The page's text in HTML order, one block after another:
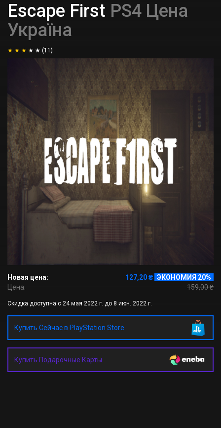
Escape First PS4 Цена
Україна
(11)
Новая цена: 127,20 ₴ ЭКОНОМИЯ 20%
Цена:
159,00 ₴
Скидка доступна с 24 мая 2022 г. до 8 июн. 2022 г.
Купить Сейчас в PlayStation Store
Купить Подарочные Карты